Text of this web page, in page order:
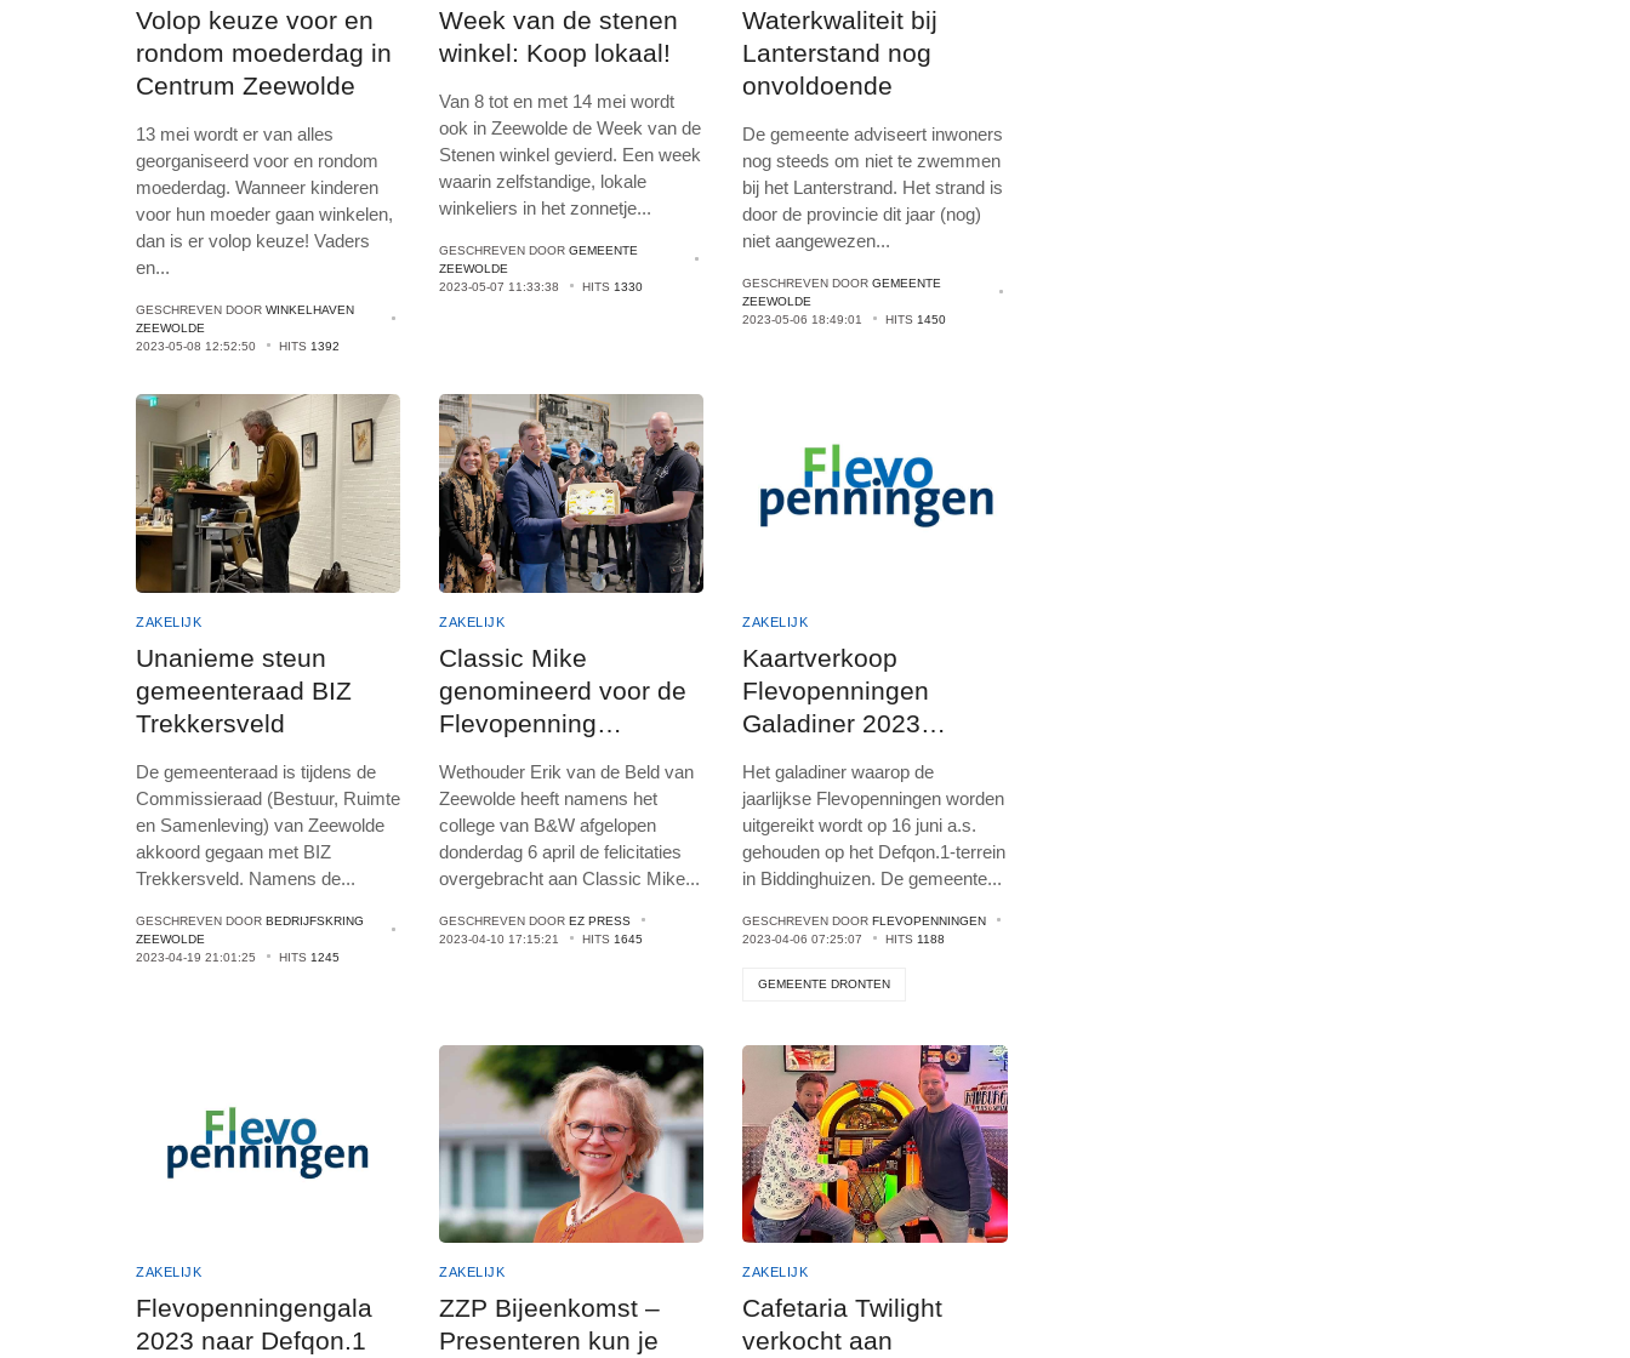
Volop keuze voor en
rondom moederdag in
Centrum Zeewolde
13 mei wordt er van alles
georganiseerd voor en rondom
moederdag. Wanneer kinderen
voor hun moeder gaan winkelen,
dan is er volop keuze! Vaders
en...
GESCHREVEN DOOR WINKELHAVEN
ZEEWOLDE
2023-05-08 12:52:50
HITS 1392
Week van de stenen
winkel: Koop lokaal!
Van 8 tot en met 14 mei wordt
ook in Zeewolde de Week van de
Stenen winkel gevierd. Een week
waarin zelfstandige, lokale
winkeliers in het zonnetje...
GESCHREVEN DOORGEMEENTE
ZEEWOLDE
2023-05-07 11:33:38
HITS 1330
Waterkwaliteit bij
Lanterstand nog
onvoldoende
De gemeente adviseert inwoners
nog steeds om niet te zwemmen
bij het Lanterstrand. Het strand is
door de provincie dit jaar (nog)
niet aangewezen...
GESCHREVEN DOORGEMEENTE
ZEEWOLDE
2023-05-06 18:49:01
HITS 1450
ZAKELIJK
Unanieme steun
gemeenteraad BIZ
Trekkersveld
De gemeenteraad is tijdens de
Commissieraad (Bestuur, Ruimte
en Samenleving) van Zeewolde
akkoord gegaan met BIZ
Trekkersveld. Namens de...
GESCHREVEN DOOR BEDRIJFSKRING
ZEEWOLDE
2023-04-19 21:01:25
HITS 1245
ZAKELIJK
Classic Mike
genomineerd voor de
Flevopenning
Wethouder Erik van de Beld van
Zeewolde heeft namens het
college van B&W afgelopen
donderdag 6 april de felicitaties
overgebracht aan Classic Mike...
GESCHREVEN DOOREZ PRESS
2023-04-10 17:15:21
HITS 1645
ZAKELIJK
Kaartverkoop
Flevopenningen
Galadiner 2023
Het galadiner waarop de
jaarlijkse Flevopenningen worden
uitgereikt wordt op 16 juni a.s.
gehouden op het Defqon.1-terrein
in Biddinghuizen. De gemeente...
GESCHREVEN DOORFLEVOPENNINGEN
2023-04-06 07:25:07
HITS 1188
GEMEENTE DRONTEN
ZAKELIJK
Flevopenningengala
2023 naar Defqon.1
ZAKELIJK
ZZP Bijeenkomst –
Presenteren kun je
ZAKELIJK
Cafetaria Twilight
verkocht aan